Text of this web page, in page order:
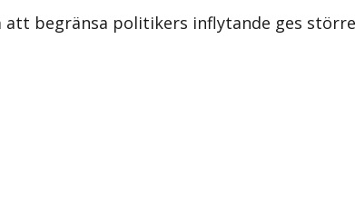
att begränsa politikers inflytande ges